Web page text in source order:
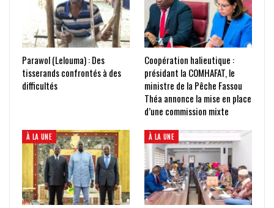
Parawol (Lelouma) : Des
tisserands confrontés à des
difficultés
Coopération halieutique :
présidant la COMHAFAT, le
ministre de la Pêche Fassou
Théa annonce la mise en place
d’une commission mixte
À LA UNE À LA UNE